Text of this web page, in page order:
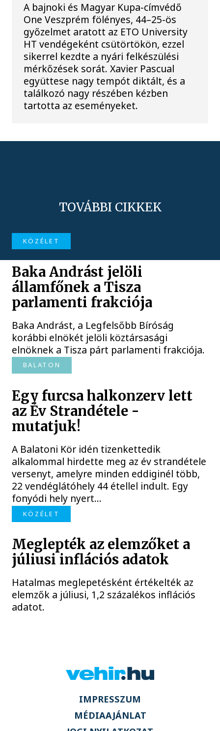
A bajnoki és Magyar Kupa-címvédő
One Veszprém fölényes, 44–25-ös
győzelmet aratott az ETO University
HT vendégeként csütörtökön, ezzel
sikerrel kezdte a nyári felkészülési
mérkőzések sorát. Xavier Pascual
együttese nagy tempót diktált, és a
találkozó nagy részében kézben
tartotta az eseményeket.
TOVÁBBI CIKKEK
KÖZÉLET
Baka Andrást jelöli
államfőnek a Tisza
parlamenti frakciója
Baka Andrást, a Legfelsőbb Bíróság
korábbi elnökét jelöli köztársasági
elnöknek a Tisza párt parlamenti frakciója.
BALATON
Egy furcsa halkonzerv lett
az Év Strandétele -
mutatjuk!
A Balatoni Kör idén tizenkettedik
alkalommal hirdette meg az év strandétele
versenyt, amelyre minden eddiginél több,
22 vendéglátóhely 44 étellel indult. Egy
fonyódi hely nyert...
KÖZÉLET
Meglepték az elemzőket a
júliusi inflációs adatok
Hatalmas meglepetésként értékelték az
elemzők a júliusi, 1,2 százalékos inflációs
adatot.
IMPRESSZUM
MÉDIAAJÁNLAT